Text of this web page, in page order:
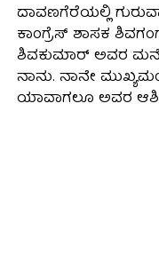
ದಾವಣಗೆರೆಯಲ್ಲಿ
ಕಾಂಗ್ರೆಸ್ ಶಾಸಕ
ಶಿವಕುಮಾರ್‌ ಅವರ
ನಾನು. ನಾನೇ
ಯಾವಾಗಲೂ ಅವರ